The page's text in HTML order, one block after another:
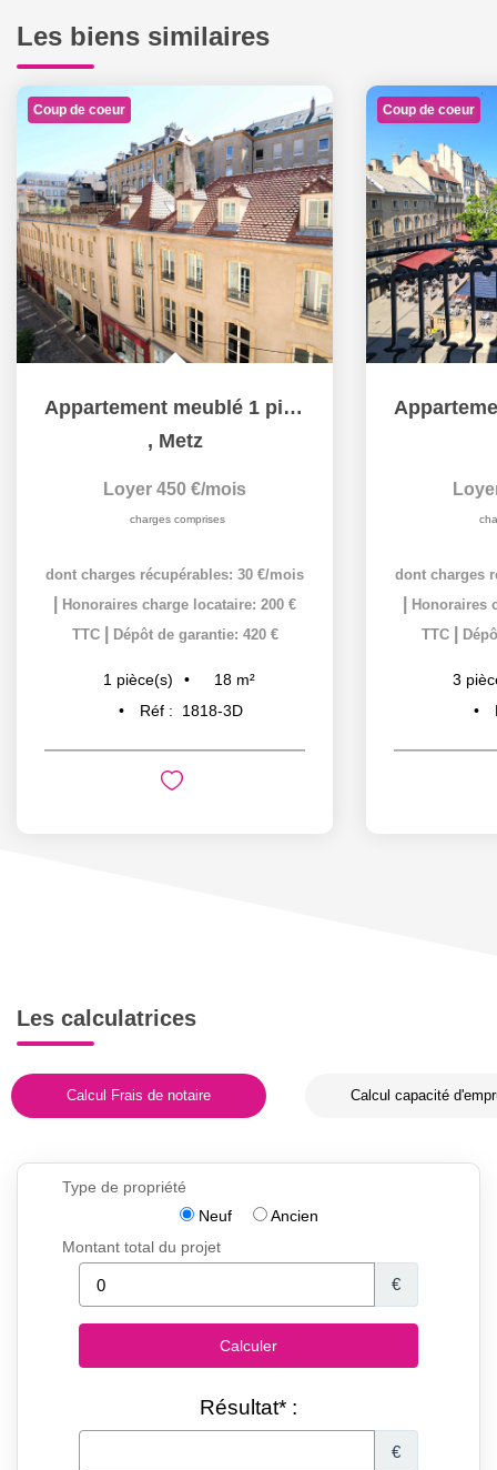
Les biens similaires
Coup de coeur
Appartement meublé 1 pièce 18 m² à louer à METZ hypercentre
, Metz
Loyer 450 €/mois
charges comprises
dont charges récupérables: 30 €/mois
Honoraires charge locataire: 200 €
TTC
Dépôt de garantie: 420 €
1 pièce(s) 18 m²
Réf :
1818-3D
Coup de coeur
dont charges
Honoraires
TTC
3
Les calculatrices
Calcul Frais de notaire Calcul capacité